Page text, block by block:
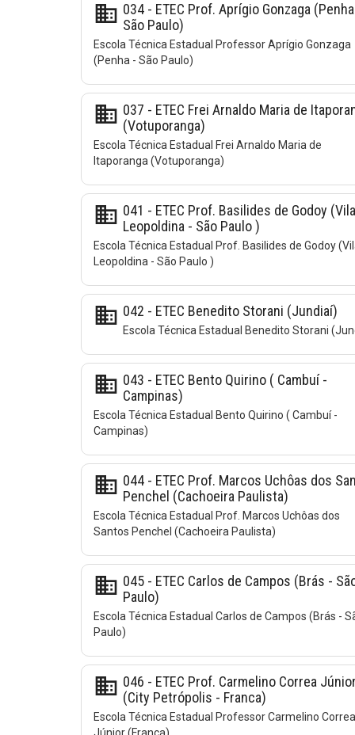
business 034 - ETEC Prof. Aprígio Gonzaga
São Paulo)
Escola Técnica Estadual Professor Aprígio Gonzaga
(Penha - São Paulo)
business 037 - ETEC Frei Arnaldo Maria de
(Votuporanga)
Escola Técnica Estadual Frei Arnaldo Maria de
Itaporanga (Votuporanga)
business 041 - ETEC Prof. Basilides de Godoy (Vila
Leopoldina - São Paulo )
Escola Técnica Estadual Prof. Basilides de Godoy
Leopoldina - São Paulo )
business 042 - ETEC Benedito Storani (Jundiaí)
Escola Técnica Estadual Benedito Storani
business 043 - ETEC Bento Quirino ( Cambuí -
Campinas)
Escola Técnica Estadual Bento Quirino ( Cambuí -
Campinas)
business 044 - ETEC Prof. Marcos Uchôas dos
Penchel (Cachoeira Paulista)
Escola Técnica Estadual Prof. Marcos Uchôas dos
Santos Penchel (Cachoeira Paulista)
business 045 - ETEC Carlos de Campos (Brás -
Paulo)
Escola Técnica Estadual Carlos de Campos (Brás -
Paulo)
business 046 - ETEC Prof. Carmelino Correa Júnior
(City Petrópolis - Franca)
Escola Técnica Estadual Professor Carmelino Correa